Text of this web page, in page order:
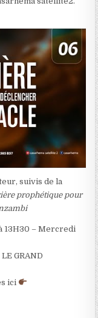
suivis de la
prophétique pour
13H30 – Mercredi
GRAND
ici